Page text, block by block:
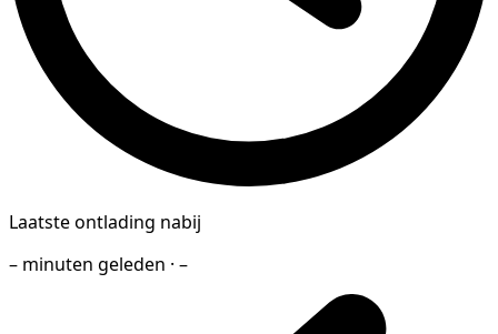
Laatste ontlading nabij
– minuten geleden · –